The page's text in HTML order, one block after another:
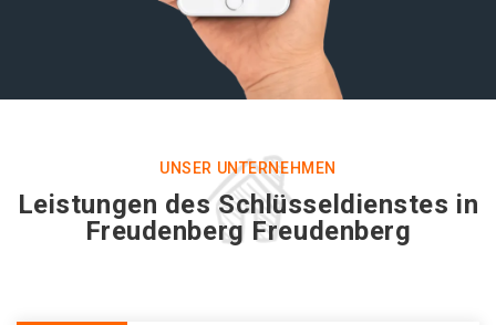
UNSER UNTERNEHMEN
Leistungen des Schlüsseldienstes in
Freudenberg Freudenberg